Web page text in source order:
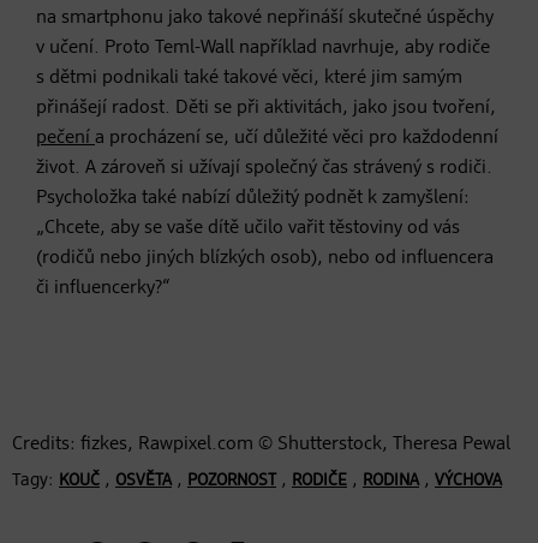
na smartphonu jako takové nepřináší skutečné úspěchy
v učení. Proto Teml-Wall například navrhuje, aby rodiče
s dětmi podnikali také takové věci, které jim samým
přinášejí radost. Děti se při aktivitách, jako jsou tvoření,
pečení a procházení se, učí důležité věci pro každodenní
život. A zároveň si užívají společný čas strávený s rodiči.
Psycholožka také nabízí důležitý podnět k zamyšlení:
„Chcete, aby se vaše dítě učilo vařit těstoviny od vás
(rodičů nebo jiných blízkých osob), nebo od influencera
či influencerky?“
Credits: fizkes, Rawpixel.com © Shutterstock, Theresa Pewal
Tagy: KOUČ , OSVĚTA, POZORNOST, RODIČE , RODINA, VÝCHOVA